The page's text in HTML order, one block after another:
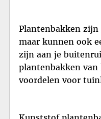
Plantenbakken
maar kunnen ook
zijn aan je
plantenbakken
voordelen voor